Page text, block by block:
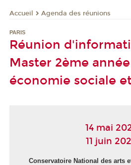
Accueil Agenda des réunions
PARIS
Réunion
Master 2ème
économie sociale
14 mai
11 juin
Conservatoire National des arts